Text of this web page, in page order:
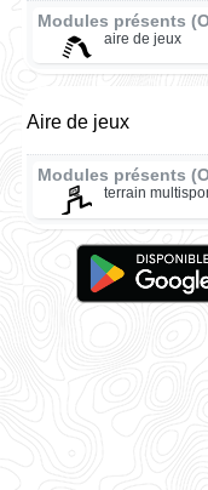
Modules présents
aire de jeux
Aire de jeux
Modules présents
terrain